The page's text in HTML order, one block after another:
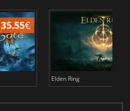
35.55€
Elden Ring